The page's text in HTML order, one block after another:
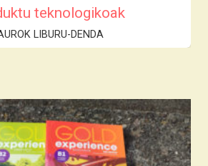
teknologikoak
LIBURU-DENDA